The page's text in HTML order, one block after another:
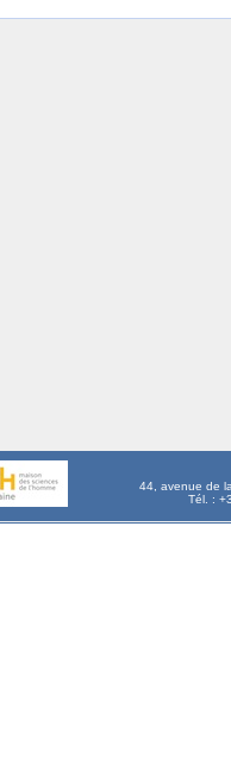
44, avenue de
Tél. :